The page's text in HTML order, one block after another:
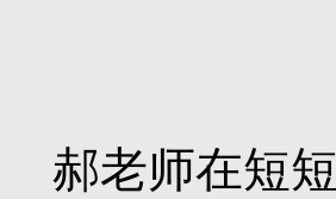
郝老师在短短